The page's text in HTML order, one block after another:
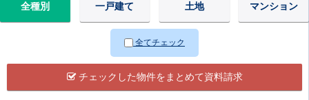
全種別 一戸建て 土地 マンション
全てチェック
チェックした物件をまとめて資料請求